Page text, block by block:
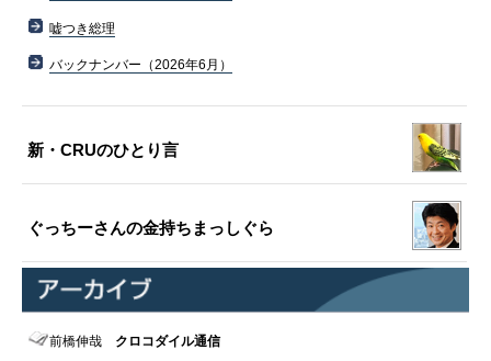
嘘つき総理
バックナンバー（2026年6月）
新・CRUのひとり言
ぐっちーさんの金持ちまっしぐら
前橋伸哉 クロコダイル通信